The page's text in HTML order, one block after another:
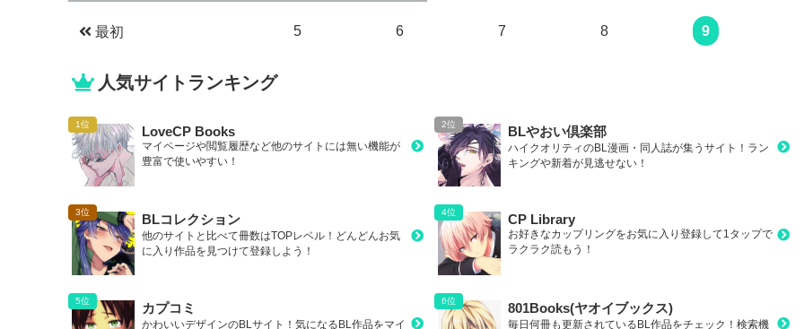
最初 5 6 7 8 9
人気サイトランキング
LoveCP Books
マイページや閲覧履歴など他のサイトには無い機能が
豊富で使いやすい！
BLやおい倶楽部
ハイクオリティのBL漫画・同人誌が集うサイト！ラン
キングや新着が見逃せない！
BLコレクション
他のサイトと比べて冊数はTOPレベル！どんどんお気
に入り作品を見つけて登録しよう！
CP Library
お好きなカップリングをお気に入り登録して1タップで
ラクラク読もう！
カプコミ
かわいいデザインのBLサイト！気になるBL作品をマイ
801Books(ヤオイブックス)
毎日何冊も更新されているBL作品をチェック！検索機